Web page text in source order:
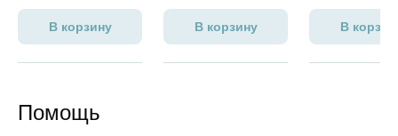
В корзину В корзину В
Помощь